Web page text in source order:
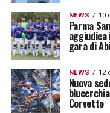
LA PLAYLIST
NEWS 10
Parma
gara di
NEWS 12
Nuova
Corvetto